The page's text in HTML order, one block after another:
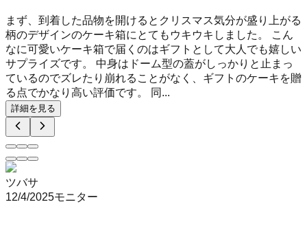
まず、到着した品物を開けるとクリスマス気分が盛り上がる
柄のデザインのケーキ箱にとてもウキウキしました。 こん
なに可愛いケーキ箱で届くのはギフトとして大人でも嬉しい
サプライズです。 中身はドーム型の蓋がしっかりと止まっ
ているのでズレたり崩れることがなく、ギフトのケーキを贈
る点でかなり高い評価です。 同...
詳細を見る
ツバサ
12/4/2025モニター